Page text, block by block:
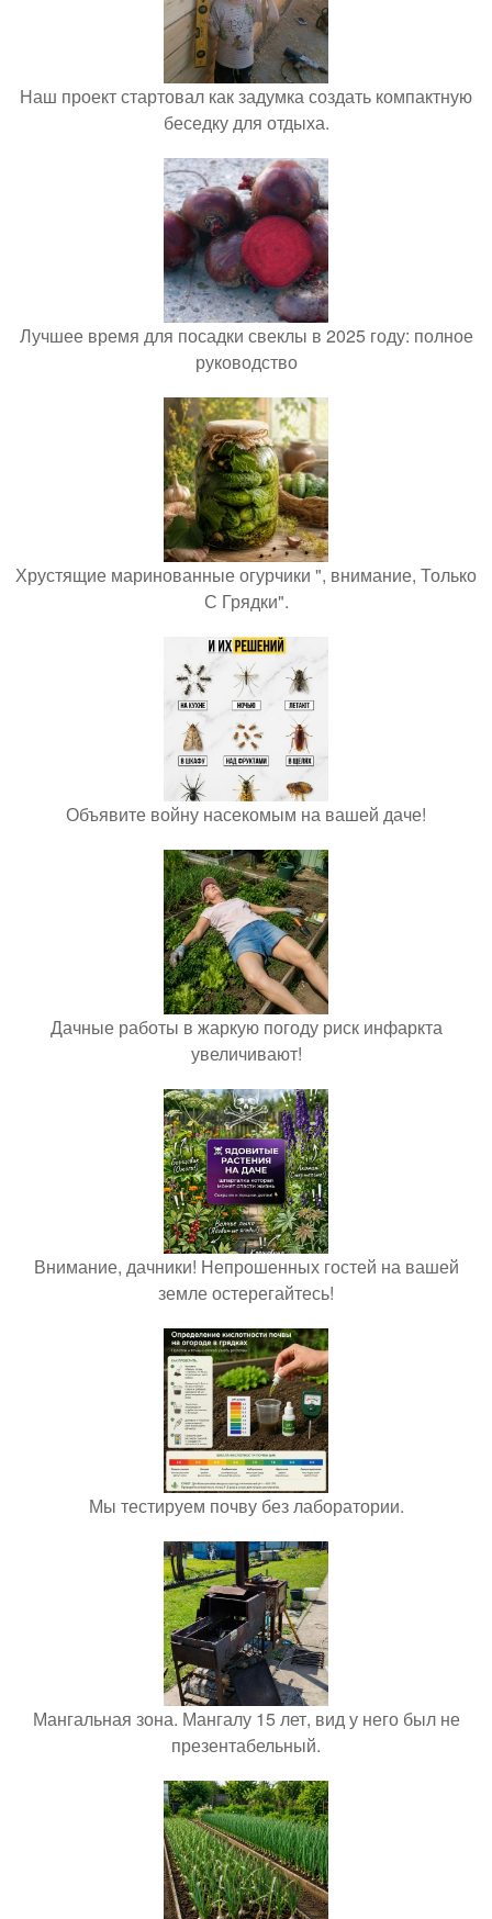
Наш проект стартовал как задумка создать компактную
беседку для отдыха.
Лучшее время для посадки свеклы в 2025 году: полное
руководство
Хрустящие маринованные огурчики ", внимание, Только
С Грядки".
Объявите войну насекомым на вашей даче!
Дачные работы в жаркую погоду риск инфаркта
увеличивают!
Внимание, дачники! Непрошенных гостей на вашей
земле остерегайтесь!
Мы тестируем почву без лаборатории.
Мангальная зона. Мангалу 15 лет, вид у него был не
презентабельный.